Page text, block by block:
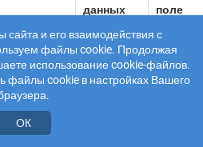
данных
поле
объект да
и его взаимодействия с
файлы cookie. Продолжая
использование cookie-файлов.
файлы cookie в настройках Вашего
ОК